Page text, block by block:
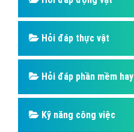
Hỏi đáp thực vật
Hỏi đáp phần mềm hay
Kỹ năng công việc